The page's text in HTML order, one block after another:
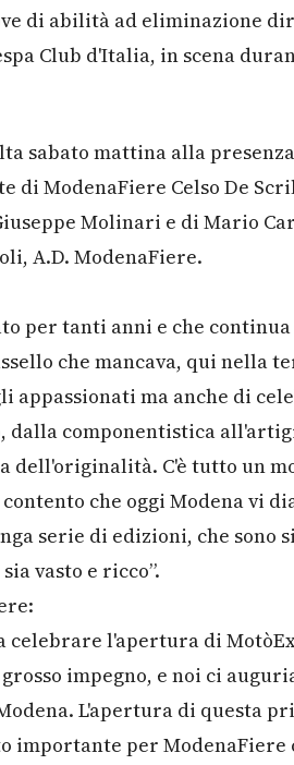
di abilità ad eliminazione
Club d'Italia, in scena
sabato mattina alla
di ModenaFiere Celso De
Molinari e di Mario
A.D. ModenaFiere.
per tanti anni e che
che mancava, qui nella
appassionati ma anche di
componentistica
dell'originalità. C'è tutto un
che oggi Modena vi
serie di edizioni, che sono
vasto e ricco”.
celebrare l'apertura di
impegno, e noi ci
L'apertura di questa
per ModenaFiere